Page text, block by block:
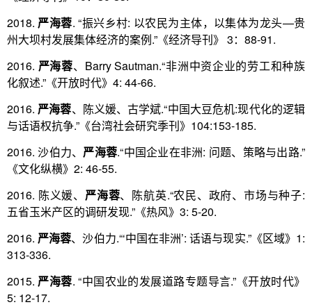
2018. 严海蓉. “振兴乡村: 以农民为主体，以集体为龙头—贵
州大坝村发展集体经济的案例.”《经济导刊》 3：88-91.
2016. 严海蓉、Barry Sautman.“非洲中资企业的劳工和种族
化叙述.”《开放时代》4: 44-66.
2016. 严海蓉、陈义媛、古学斌.“中国大豆危机:现代化的逻辑
与话语权抗争.”《台湾社会研究季刊》104:153-185.
2016. 沙伯力、 严海蓉.“中国企业在非洲: 问题、策略与出路.”
《文化纵横》2: 46-55.
2016. 陈义媛、 严海蓉、陈航英.“农民、政府、市场与种子:
五省玉米产区的调研发现.”《热风》3: 5-20.
2016. 严海蓉、沙伯力.“‘中国在非洲’: 话语与现实.”《区域》1:
313-336.
2015. 严海蓉. “中国农业的发展道路专题导言.”《开放时代》
5: 12-17.